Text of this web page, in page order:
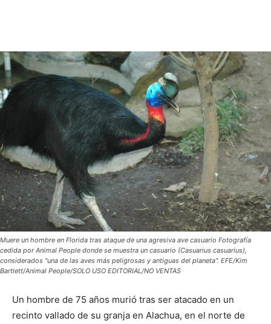
Muere un hombre en Florida tras ataque de una agresiva ave casuario Fotografía
cedida por Animal People donde se muestra un casuario (Casuarius casuarius),
considerados "una de las aves más peligrosas y antiguas del planeta". EFE/Kim
Bartlett/Animal People/SOLO USO EDITORIAL/NO VENTAS
Un hombre de 75 años murió tras ser atacado en un
recinto vallado de su granja en Alachua, en el norte de